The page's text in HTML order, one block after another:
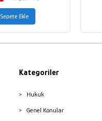
Sepete Ekle
Kategoriler
Hukuk
Genel Konular